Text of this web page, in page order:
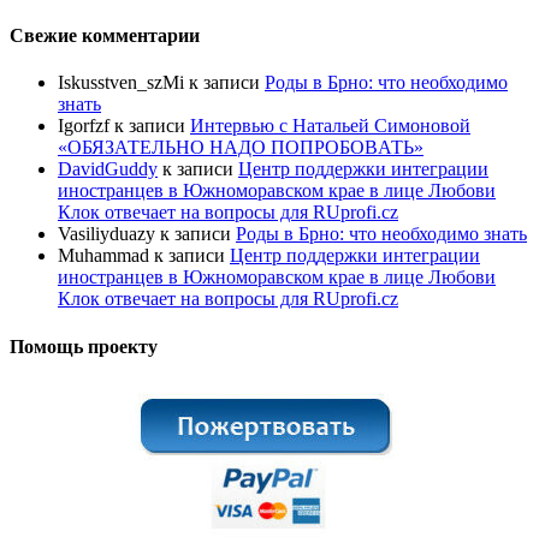
Свежие комментарии
Iskusstven_szMi к записи Роды в Брно: что необходимо
знать
Igorfzfк записи Интервью с Натальей Симоновой
«ОБЯЗАТЕЛЬНО НАДО ПОПРОБОBАТЬ»
DavidGuddy к записи Центр поддержки интеграции
иностранцев в Южноморавском крае в лице Любови
Клок отвечает на вопросы для RUprofi.cz
Vasiliyduazy к записи Роды в Брно: что необходимо знать
Muhammad к записи Центр поддержки интеграции
иностранцев в Южноморавском крае в лице Любови
Клок отвечает на вопросы для RUprofi.cz
Помощь проекту